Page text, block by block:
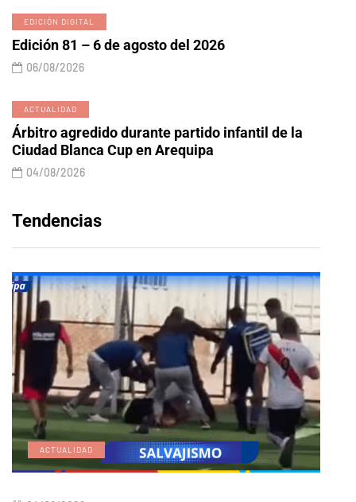
EDICIÓN DIGITAL
Edición 81 – 6 de agosto del 2026
06/08/2026
ACTUALIDAD
Árbitro agredido durante partido infantil de la
Ciudad Blanca Cup en Arequipa
04/08/2026
Tendencias
ACTUALIDAD